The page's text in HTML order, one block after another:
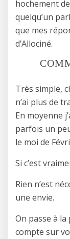
hochement
quelqu’un
que mes
d’Allociné.
Très simple,
n’ai plus de
En moyenne
parfois un
le moi de
Si c’est
Rien n’est
une envie.
On passe à la
compte sur